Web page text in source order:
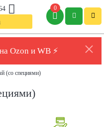
0
Ozon и WB ⚡
(со специями)